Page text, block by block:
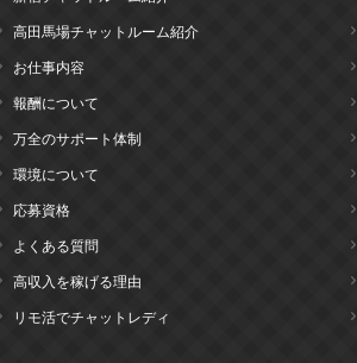
高田馬場チャットルーム紹介
お仕事内容
報酬について
万全のサポート体制
環境について
応募資格
よくある質問
高収入を稼げる理由
リモ活でチャットレディ